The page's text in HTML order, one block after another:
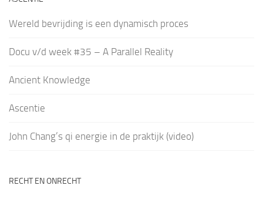
Wereld bevrijding is een dynamisch proces
Docu v/d week #35 – A Parallel Reality
Ancient Knowledge
Ascentie
John Chang’s qi energie in de praktijk (video)
RECHT EN ONRECHT